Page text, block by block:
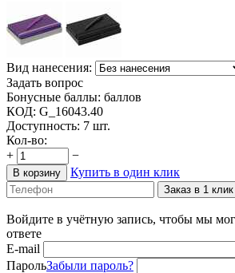
Вид нанесения:
Задать вопрос
Бонусные баллы: баллов
КОД: G_16043.40
Доступность: 7 шт.
Кол-во:
+
−
В корзину Купить в один клик
Заказ в 1 клик
Войдите в учётную запись, чтобы мы
ответе
E-mail
ПарольЗабыли пароль?